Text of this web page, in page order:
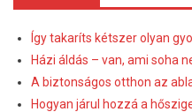
Így takaríts kétszer olyan
Házi áldás – van, ami soha
A biztonságos otthon az
Hogyan járul hozzá a